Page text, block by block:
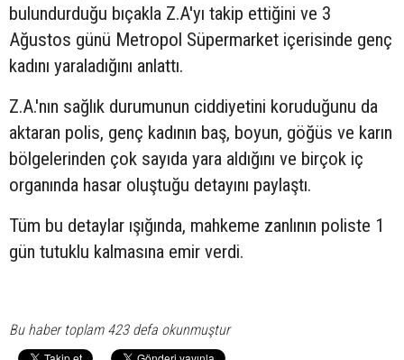
bulundurduğu bıçakla Z.A'yı takip ettiğini ve 3
Ağustos günü Metropol Süpermarket içerisinde genç
kadını yaraladığını anlattı.
Z.A.'nın sağlık durumunun ciddiyetini koruduğunu da
aktaran polis, genç kadının baş, boyun, göğüs ve karın
bölgelerinden çok sayıda yara aldığını ve birçok iç
organında hasar oluştuğu detayını paylaştı.
Tüm bu detaylar ışığında, mahkeme zanlının poliste 1
gün tutuklu kalmasına emir verdi.
Bu haber toplam 423 defa okunmuştur